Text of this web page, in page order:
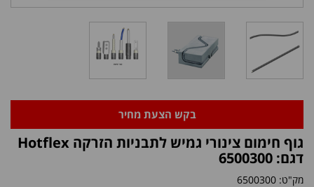
בקש הצעת מחיר
גוף חימום צינורי גמיש לתבניות הזרקה Hotflex
דגם: 6500300
מק"ט: 6500300